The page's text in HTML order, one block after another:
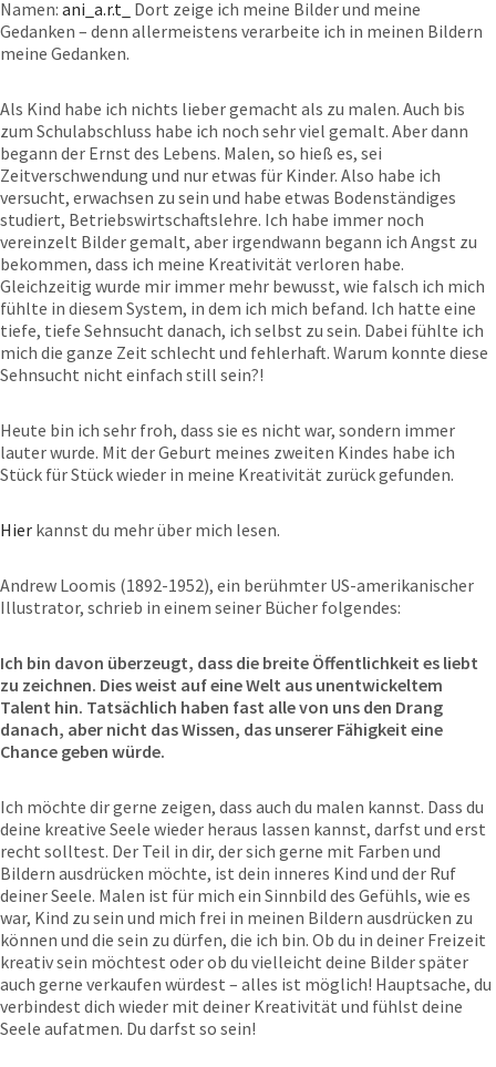
Namen: ani_a.r.t_ Dort zeige ich meine Bilder und meine
Gedanken – denn allermeistens verarbeite ich in meinen Bildern
meine Gedanken.
Als Kind habe ich nichts lieber gemacht als zu malen. Auch bis
zum Schulabschluss habe ich noch sehr viel gemalt. Aber dann
begann der Ernst des Lebens. Malen, so hieß es, sei
Zeitverschwendung und nur etwas für Kinder. Also habe ich
versucht, erwachsen zu sein und habe etwas Bodenständiges
studiert, Betriebswirtschaftslehre. Ich habe immer noch
vereinzelt Bilder gemalt, aber irgendwann begann ich Angst zu
bekommen, dass ich meine Kreativität verloren habe.
Gleichzeitig wurde mir immer mehr bewusst, wie falsch ich mich
fühlte in diesem System, in dem ich mich befand. Ich hatte eine
tiefe, tiefe Sehnsucht danach, ich selbst zu sein. Dabei fühlte ich
mich die ganze Zeit schlecht und fehlerhaft. Warum konnte diese
Sehnsucht nicht einfach still sein?!
Heute bin ich sehr froh, dass sie es nicht war, sondern immer
lauter wurde. Mit der Geburt meines zweiten Kindes habe ich
Stück für Stück wieder in meine Kreativität zurück gefunden.
Hier kannst du mehr über mich lesen.
Andrew Loomis (1892-1952), ein berühmter US-amerikanischer
Illustrator, schrieb in einem seiner Bücher folgendes:
Ich bin davon überzeugt, dass die breite Öffentlichkeit es liebt
zu zeichnen. Dies weist auf eine Welt aus unentwickeltem
Talent hin. Tatsächlich haben fast alle von uns den Drang
danach, aber nicht das Wissen, das unserer Fähigkeit eine
Chance geben würde.
Ich möchte dir gerne zeigen, dass auch du malen kannst. Dass du
deine kreative Seele wieder heraus lassen kannst, darfst und erst
recht solltest. Der Teil in dir, der sich gerne mit Farben und
Bildern ausdrücken möchte, ist dein inneres Kind und der Ruf
deiner Seele. Malen ist für mich ein Sinnbild des Gefühls, wie es
war, Kind zu sein und mich frei in meinen Bildern ausdrücken zu
können und die sein zu dürfen, die ich bin. Ob du in deiner Freizeit
kreativ sein möchtest oder ob du vielleicht deine Bilder später
auch gerne verkaufen würdest – alles ist möglich! Hauptsache, du
verbindest dich wieder mit deiner Kreativität und fühlst deine
Seele aufatmen. Du darfst so sein!